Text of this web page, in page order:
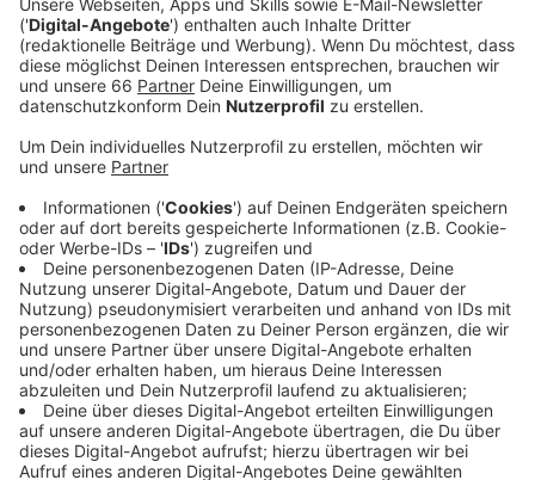
Am Freitagabend (10. Dezember 2021) gelang den
Rot-Gelben erst ein überraschender 4:2-Erfolg beim
Meisterschaftskandidaten Mannheim, gestern Abend
(12. Dezember 2021) folgte dann ein 4:1-Heimsieg
gegen Aufsteiger Bietigheim. In der Tabelle liegt die
DEG aktuell auf Platz 7. Morgen geht es mit einem
Heimspiel gegen Straubing weiter.
Auch Tischtennis-Rekordmeister Borussia Düsseldorf
konnte jubeln. Im Spitzenspiel beim Verfolger
Ochsenhausen gab es einen 3:1-Sieg. Die Borussia
bleibt damit ungeschlagener Tabellenführer.
Und auch die Fans der Fortuna gingen am
Samstagabend (11. Dezember 2021) zufrieden nach